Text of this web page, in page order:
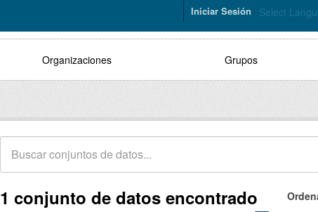
Select
Iniciar Sesión
Organizaciones Grupos
1 conjunto de datos encontrado